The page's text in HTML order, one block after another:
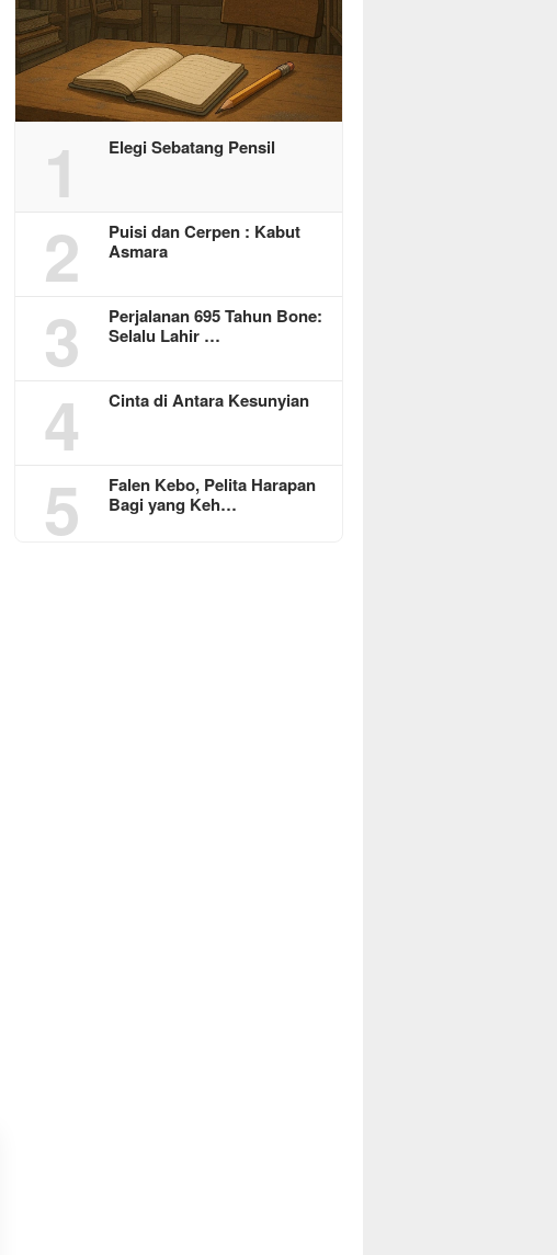
1 Elegi Sebatang Pensil
2
Puisi dan Cerpen : Kabut
Asmara
3
Perjalanan 695 Tahun Bone:
Selalu Lahir …
4 Cinta di Antara Kesunyian
5
Falen Kebo, Pelita Harapan
Bagi yang Keh…